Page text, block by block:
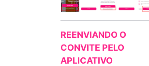
REENVIANDO O
CONVITE PELO
APLICATIVO